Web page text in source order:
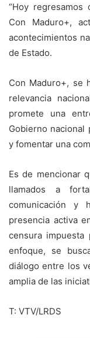
“Hoy
Con Maduro+,
acontecimientos
de Estado.
Con Maduro+, se
relevancia
promete una
Gobierno nacional
y fomentar una
Es de mencionar
llamados a
comunicación y
presencia activa
censura
enfoque, se
diálogo entre los
amplia de las
T: VTV/LRDS